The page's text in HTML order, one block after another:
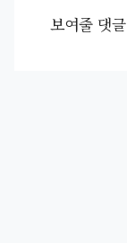
보여줄 댓